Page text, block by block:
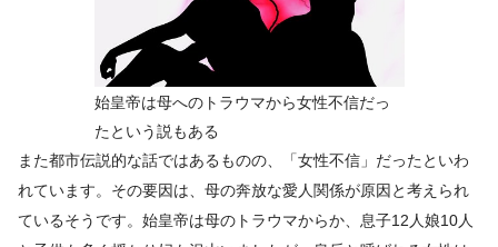
始皇帝は母へのトラウマから女性不信だっ
たという説もある
また都市伝説的な話ではあるものの、「女性不信」だったといわ
れています。その要因は、母の奔放な愛人関係が原因と考えられ
ているそうです。始皇帝は母のトラウマからか、息子12人娘10人